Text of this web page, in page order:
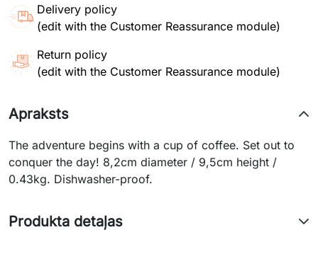
Delivery policy
(edit with the Customer Reassurance module)
Return policy
(edit with the Customer Reassurance module)
Apraksts
The adventure begins with a cup of coffee. Set out to
conquer the day! 8,2cm diameter / 9,5cm height /
0.43kg. Dishwasher-proof.
Produkta detaļas